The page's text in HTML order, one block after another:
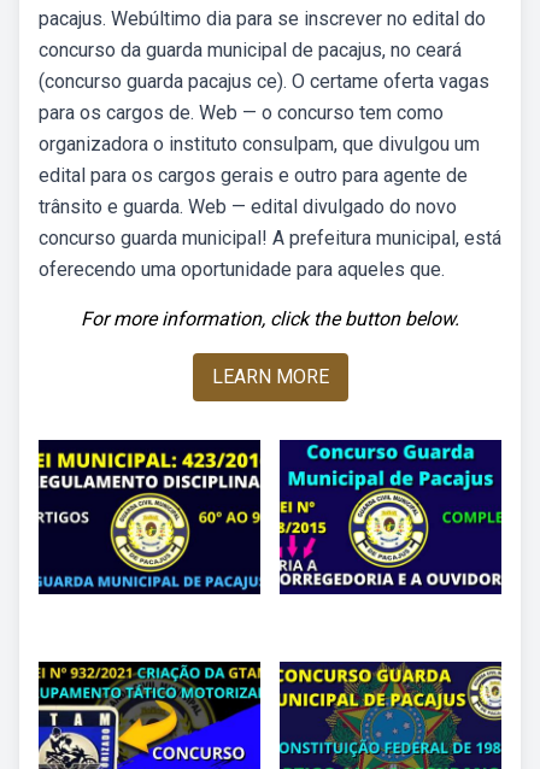
pacajus. Webúltimo dia para se inscrever no edital do
concurso da guarda municipal de pacajus, no ceará
(concurso guarda pacajus ce). O certame oferta vagas
para os cargos de. Web — o concurso tem como
organizadora o instituto consulpam, que divulgou um
edital para os cargos gerais e outro para agente de
trânsito e guarda. Web — edital divulgado do novo
concurso guarda municipal! A prefeitura municipal, está
oferecendo uma oportunidade para aqueles que.
For more information, click the button below.
LEARN MORE